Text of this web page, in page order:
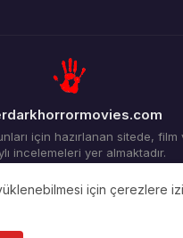
için hazırlanan sitede, film
incelemeleri yer almaktadır.
için çerezlere